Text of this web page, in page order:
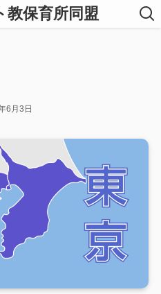
教保育所同盟
6月3日